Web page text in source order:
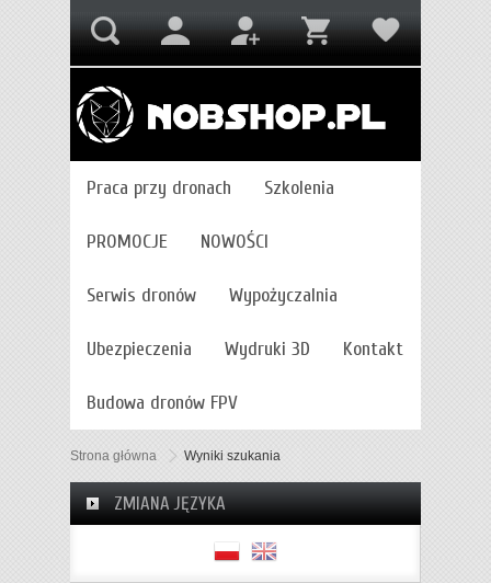
Praca przy dronach Szkolenia
PROMOCJE NOWOŚCI
Serwis dronów Wypożyczalnia
Ubezpieczenia Wydruki 3D Kontakt
Budowa dronów FPV
Strona główna Wyniki szukania
ZMIANA JĘZYKA